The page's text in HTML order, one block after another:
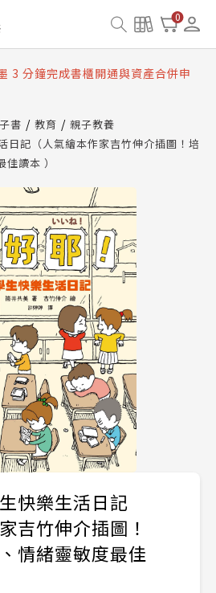
0
書櫃開通常見問題
服務升級重要說明及資產合併結果
數位閱讀資產合併與書櫃開通申請
書 教育
親子教養
日記（人氣繪本作家吉竹伸介插圖！培
讀本 ）
快樂生活日記
吉竹伸介插圖！
情緒靈敏度最佳